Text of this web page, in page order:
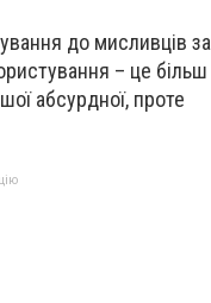
до мисливців за
– це більш
абсурдної, проте